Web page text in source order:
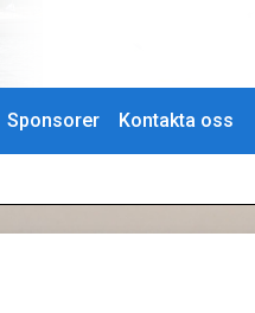
Sponsorer Kontakta oss